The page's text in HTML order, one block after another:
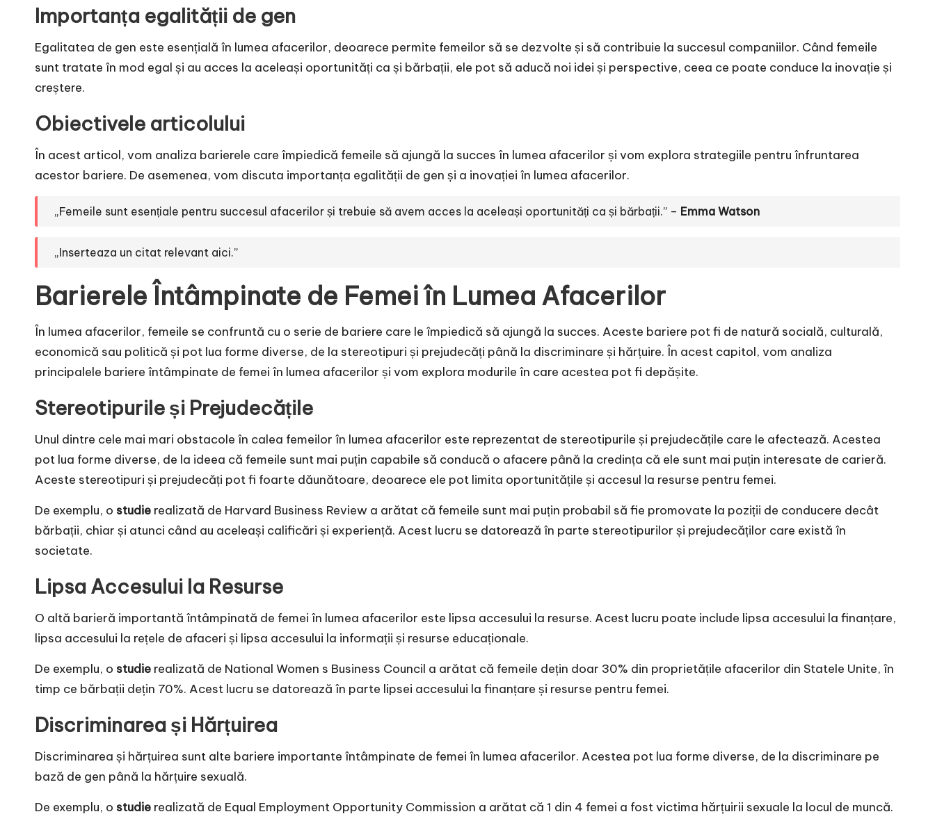
Importanța egalității de gen
Egalitatea de gen este esențială în lumea afacerilor, deoarece permite femeilor să se dezvolte și să contribuie la succesul companiilor. Când femeile
sunt tratate în mod egal și au acces la aceleași oportunități ca și bărbații, ele pot să aducă noi idei și perspective, ceea ce poate conduce la inovație și
creștere.
Obiectivele articolului
În acest articol, vom analiza barierele care împiedică femeile să ajungă la succes în lumea afacerilor și vom explora strategiile pentru înfruntarea
acestor bariere. De asemenea, vom discuta importanța egalității de gen și a inovației în lumea afacerilor.
„Femeile sunt esențiale pentru succesul afacerilor și trebuie să avem acces la aceleași oportunități ca și bărbații.” – Emma Watson
„Inserteaza un citat relevant aici.”
Barierele Întâmpinate de Femei în Lumea Afacerilor
În lumea afacerilor, femeile se confruntă cu o serie de bariere care le împiedică să ajungă la succes. Aceste bariere pot fi de natură socială, culturală,
economică sau politică și pot lua forme diverse, de la stereotipuri și prejudecăți până la discriminare și hărțuire. În acest capitol, vom analiza
principalele bariere întâmpinate de femei în lumea afacerilor și vom explora modurile în care acestea pot fi depășite.
Stereotipurile și Prejudecățile
Unul dintre cele mai mari obstacole în calea femeilor în lumea afacerilor este reprezentat de stereotipurile și prejudecățile care le afectează. Acestea
pot lua forme diverse, de la ideea că femeile sunt mai puțin capabile să conducă o afacere până la credința că ele sunt mai puțin interesate de carieră.
Aceste stereotipuri și prejudecăți pot fi foarte dăunătoare, deoarece ele pot limita oportunitățile și accesul la resurse pentru femei.
De exemplu, o studie realizată de Harvard Business Review a arătat că femeile sunt mai puțin probabil să fie promovate la poziții de conducere decât
bărbații, chiar și atunci când au aceleași calificări și experiență. Acest lucru se datorează în parte stereotipurilor și prejudecăților care există în
societate.
Lipsa Accesului la Resurse
O altă barieră importantă întâmpinată de femei în lumea afacerilor este lipsa accesului la resurse. Acest lucru poate include lipsa accesului la finanțare,
lipsa accesului la rețele de afaceri și lipsa accesului la informații și resurse educaționale.
De exemplu, o studie realizată de National Women s Business Council a arătat că femeile dețin doar 30% din proprietățile afacerilor din Statele Unite, în
timp ce bărbații dețin 70%. Acest lucru se datorează în parte lipsei accesului la finanțare și resurse pentru femei.
Discriminarea și Hărțuirea
Discriminarea și hărțuirea sunt alte bariere importante întâmpinate de femei în lumea afacerilor. Acestea pot lua forme diverse, de la discriminare pe
bază de gen până la hărțuire sexuală.
De exemplu, o studie realizată de Equal Employment Opportunity Commission a arătat că 1 din 4 femei a fost victima hărțuirii sexuale la locul de muncă.